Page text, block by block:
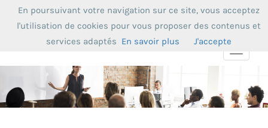
Toggle
En poursuivant votre navigation sur ce site, vous acceptez
l'utilisation de cookies pour vous proposer des contenus et
services adaptés En savoir plus J'accepte